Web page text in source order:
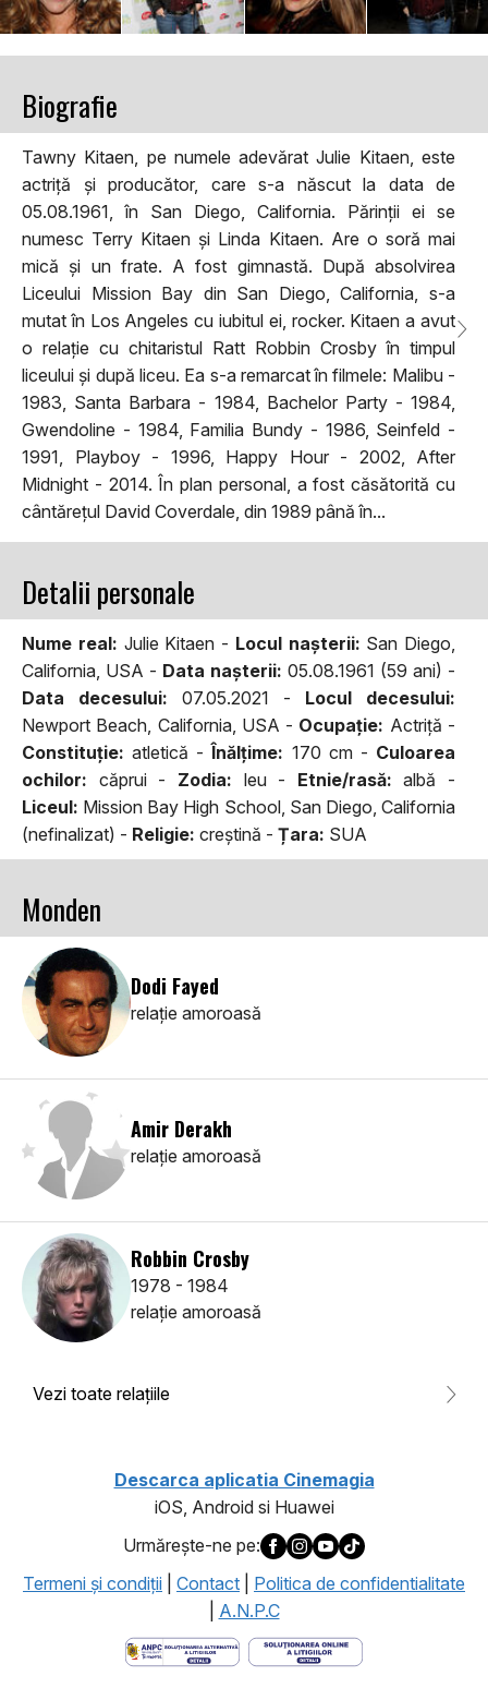
Biografie
Tawny Kitaen, pe numele adevărat Julie Kitaen, este
actriță și producător, care s-a născut la data de
05.08.1961, în San Diego, California. Părinții ei se
numesc Terry Kitaen și Linda Kitaen. Are o soră mai
mică și un frate. A fost gimnastă. După absolvirea
Liceului Mission Bay din San Diego, California, s-a
mutat în Los Angeles cu iubitul ei, rocker. Kitaen a avut
o relație cu chitaristul Ratt Robbin Crosby în timpul
liceului și după liceu. Ea s-a remarcat în filmele: Malibu -
1983, Santa Barbara - 1984, Bachelor Party - 1984,
Gwendoline - 1984, Familia Bundy - 1986, Seinfeld -
1991, Playboy - 1996, Happy Hour - 2002, After
Midnight - 2014. În plan personal, a fost căsătorită cu
cântărețul David Coverdale, din 1989 până în...
Detalii personale
Nume real: Julie Kitaen - Locul naşterii: San Diego,
California, USA - Data naşterii: 05.08.1961 (59 ani) -
Data decesului: 07.05.2021 - Locul decesului:
Newport Beach, California, USA - Ocupaţie: Actriţă -
Constituţie: atletică -Înălţime: 170 cm - Culoarea
ochilor: căprui - Zodia: leu - Etnie/rasă: albă -
Liceul: Mission Bay High School, San Diego, California
(nefinalizat) - Religie: creştină - Țara: SUA
Monden
Dodi Fayed
relaţie amoroasă
Amir Derakh
relaţie amoroasă
Robbin Crosby
1978 - 1984
relaţie amoroasă
Vezi toate relaţiile
Descarca aplicatia Cinemagia
iOS, Android si Huawei
Urmăreşte-ne pe:
Termeni şi condiţii
Contact
Politica de confidentialitate
A.N.P.C